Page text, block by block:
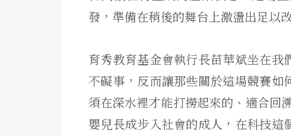
發， 準備在稍後的舞台上激盪出足以
育秀教育基金會執行長苗華斌坐在
不礙事，反而讓那些關於這場競賽
須在深水裡才能打撈起來的、適合回
嬰兒長成步入社會的成人，在科技